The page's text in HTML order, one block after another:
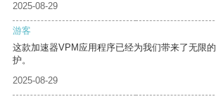
2025-08-29
游客
这款加速器VPM应用程序已经为我们带来了无限
护。
2025-08-29